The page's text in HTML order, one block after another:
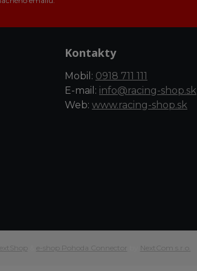
Kontakty
Mobil: 0918 711 111
E-mail: info@racing-shop.sk
Web: www.racing-shop.sk
e-shop Pohoda Connector NextCom s.r.o.